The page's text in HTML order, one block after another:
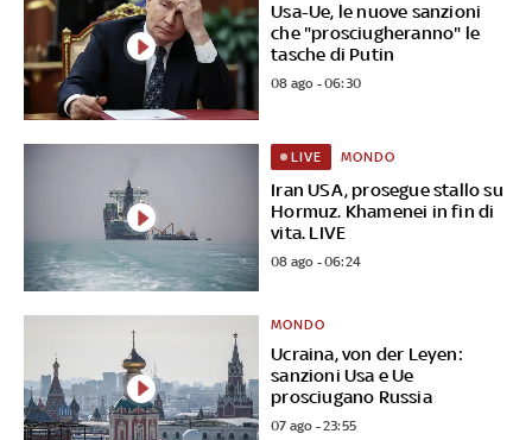
Usa-Ue, le nuove sanzioni
che "prosciugheranno" le
tasche di Putin
08 ago - 06:30
Iran USA, prosegue stallo su
Hormuz. Khamenei in fin di
vita. LIVE
LIVE MONDO
08 ago - 06:24
Ucraina, von der Leyen:
sanzioni Usa e Ue
prosciugano Russia
MONDO
07 ago - 23:55